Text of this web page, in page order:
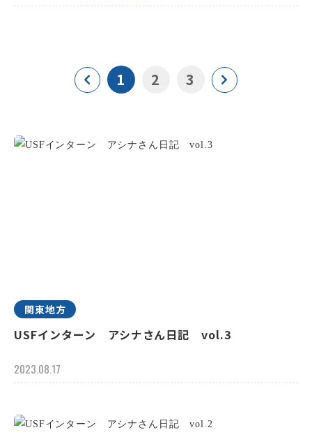
1 2 3
関東地方
USFインターン アシナさん日記 vol.3
2023.08.17